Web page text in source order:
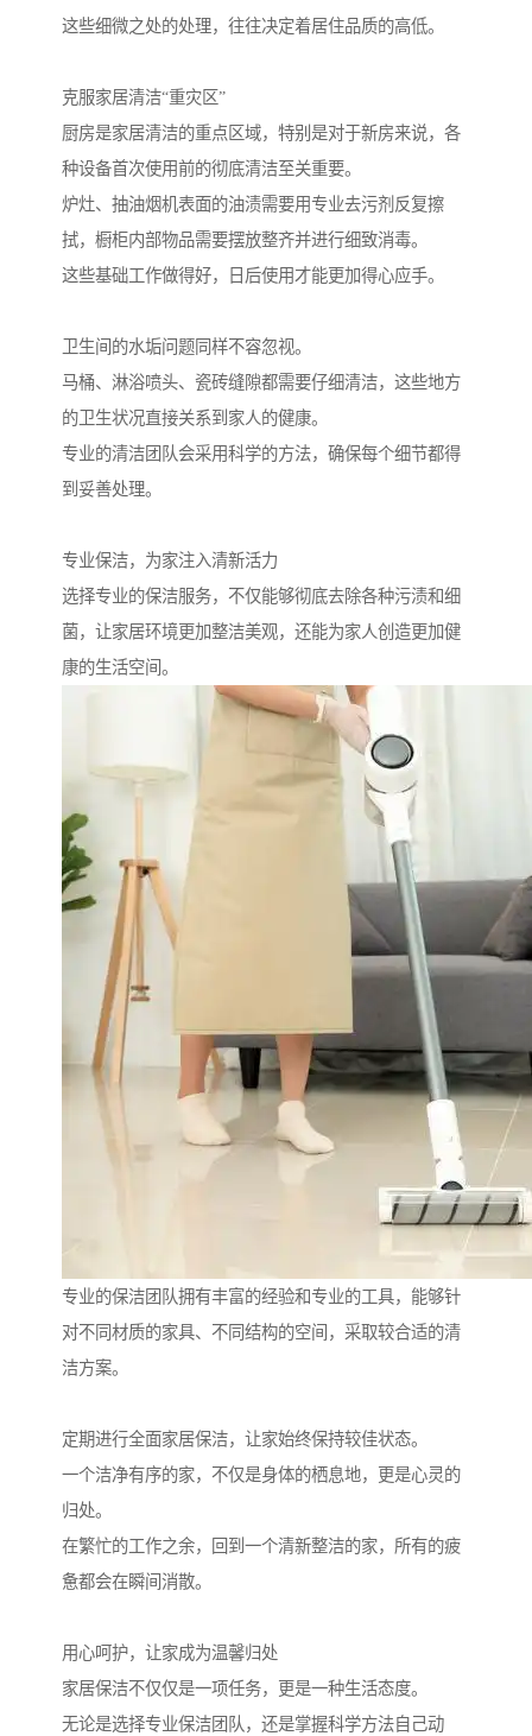
这些细微之处的处理，往往决定着居住品质的高低。
克服家居清洁“重灾区”
厨房是家居清洁的重点区域，特别是对于新房来说，各
种设备首次使用前的彻底清洁至关重要。
炉灶、抽油烟机表面的油渍需要用专业去污剂反复擦
拭，橱柜内部物品需要摆放整齐并进行细致消毒。
这些基础工作做得好，日后使用才能更加得心应手。
卫生间的水垢问题同样不容忽视。
马桶、淋浴喷头、瓷砖缝隙都需要仔细清洁，这些地方
的卫生状况直接关系到家人的健康。
专业的清洁团队会采用科学的方法，确保每个细节都得
到妥善处理。
专业保洁，为家注入清新活力
选择专业的保洁服务，不仅能够彻底去除各种污渍和细
菌，让家居环境更加整洁美观，还能为家人创造更加健
康的生活空间。
专业的保洁团队拥有丰富的经验和专业的工具，能够针
对不同材质的家具、不同结构的空间，采取较合适的清
洁方案。
定期进行全面家居保洁，让家始终保持较佳状态。
一个洁净有序的家，不仅是身体的栖息地，更是心灵的
归处。
在繁忙的工作之余，回到一个清新整洁的家，所有的疲
惫都会在瞬间消散。
用心呵护，让家成为温馨归处
家居保洁不仅仅是一项任务，更是一种生活态度。
无论是选择专业保洁团队，还是掌握科学方法自己动